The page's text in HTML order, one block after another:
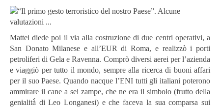
Mattei diede poi il via alla costruzione di due centri operativi, a
San Donato Milanese e all’EUR di Roma, e realizzò i porti
petroliferi di Gela e Ravenna. Comprò diversi aerei per l’azienda
e viaggiò per tutto il mondo, sempre alla ricerca di buoni affari
per il suo Paese. Quando nacque l’ENI tutti gli italiani poterono
ammirare il cane a sei zampe, che ne era il simbolo (frutto della
genialità̀ di Leo Longanesi) e che faceva la sua comparsa sui